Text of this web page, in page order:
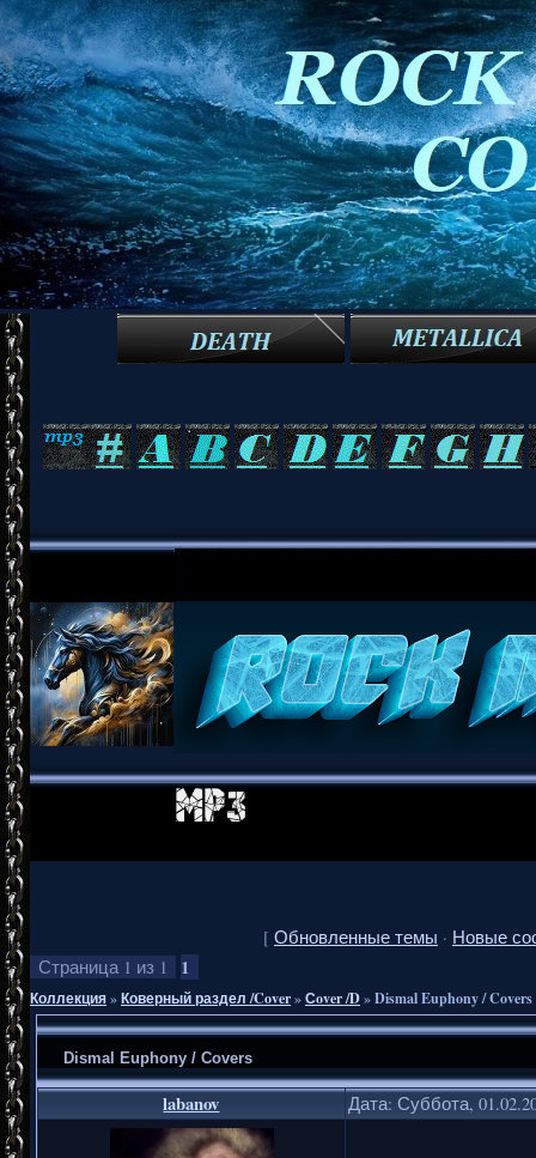
[ Обновленные темы · Новые
Страница 1 из 1 1
Коллекция»Коверный раздел /Cover»Сover /D»Dismal Euphony / Covers
Dismal Euphony / Covers
labanov Дата: Суббота,